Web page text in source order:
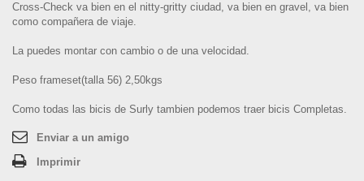
Cross-Check va bien en el nitty-gritty ciudad, va bien en gravel, va bien
como compañera de viaje.
La puedes montar con cambio o de una velocidad.
Peso frameset(talla 56) 2,50kgs
Como todas las bicis de Surly tambien podemos traer bicis Completas.
Enviar a un amigo
Imprimir